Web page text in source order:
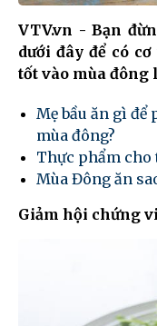
VTV.vn - Bạn
dưới đây để có
tốt vào mùa đông
Mẹ bầu ăn gì
mùa đông?
Thực phẩm
Mùa Đông ăn
Giảm hội chứng